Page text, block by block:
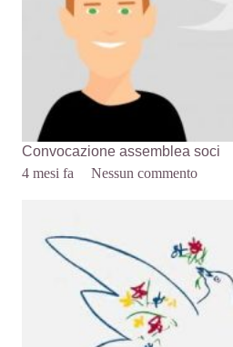
Convocazione assemblea soci
4 mesi fa
Nessun commento